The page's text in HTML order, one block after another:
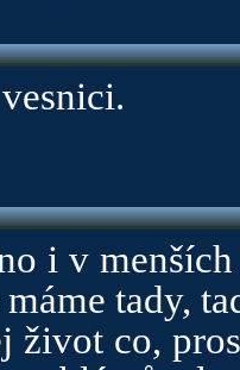
i v
tady,
život co,